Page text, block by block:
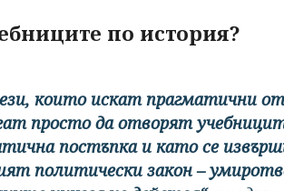
по история?
които искат прагматични
просто да отворят
постъпка и като се
политически закон –